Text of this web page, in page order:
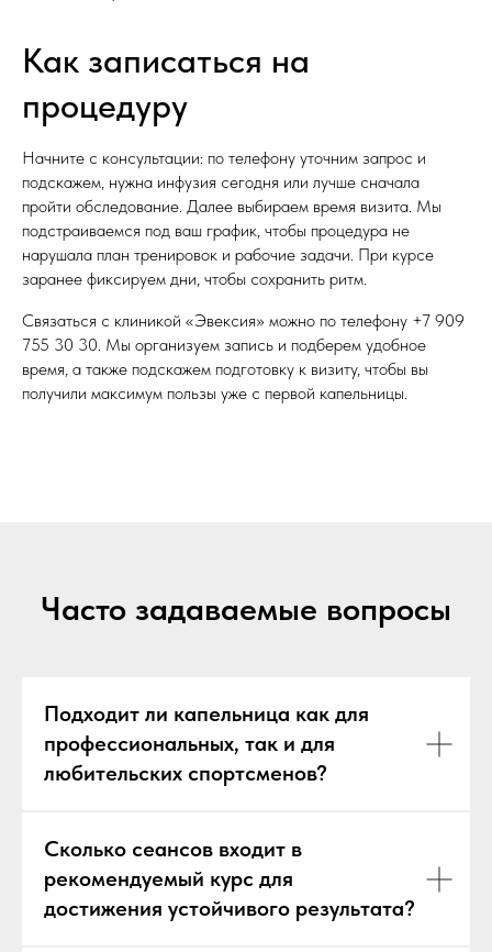
Как записаться на
процедуру
Начните с консультации: по телефону уточним запрос и
подскажем, нужна инфузия сегодня или лучше сначала
пройти обследование. Далее выбираем время визита. Мы
подстраиваемся под ваш график, чтобы процедура не
нарушала план тренировок и рабочие задачи. При курсе
заранее фиксируем дни, чтобы сохранить ритм.
Связаться с клиникой «Эвексия» можно по телефону +7 909
755 30 30. Мы организуем запись и подберем удобное
время, а также подскажем подготовку к визиту, чтобы вы
получили максимум пользы уже с первой капельницы.
Часто задаваемые вопросы
Подходит ли капельница как для
профессиональных, так и для
любительских спортсменов?
Сколько сеансов входит в
рекомендуемый курс для
достижения устойчивого результата?